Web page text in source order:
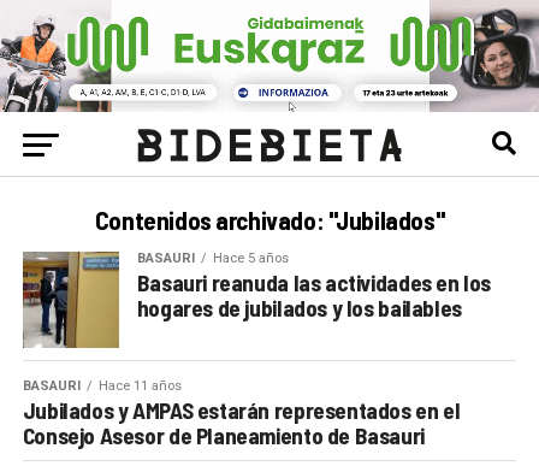
Contenidos archivado: "Jubilados"
BASAURI Hace 5 años
Basauri reanuda las actividades en los
hogares de jubilados y los bailables
BASAURI Hace 11 años
Jubilados y AMPAS estarán representados en el
Consejo Asesor de Planeamiento de Basauri